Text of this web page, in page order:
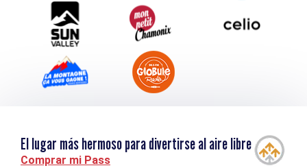
Turismo y discapacidad
El lugar más hermoso para divertirse al aire libre
Comprar mi Pass